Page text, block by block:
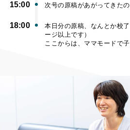
15:00 次号の原稿があがってきた
18:00
本日分の原稿、なんとか校
ージ以上です）
ここからは、ママモードで